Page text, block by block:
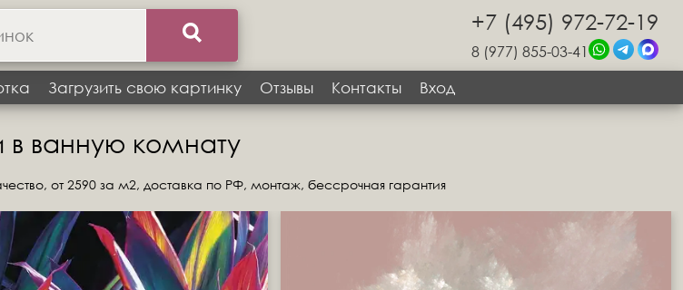
+7 (495) 972-72-19
8 (977) 855-03-41
Загрузить свою картинку Отзывы Контакты Вход
ванную комнату
от 2590 за м2, доставка по РФ, монтаж, бессрочная гарантия